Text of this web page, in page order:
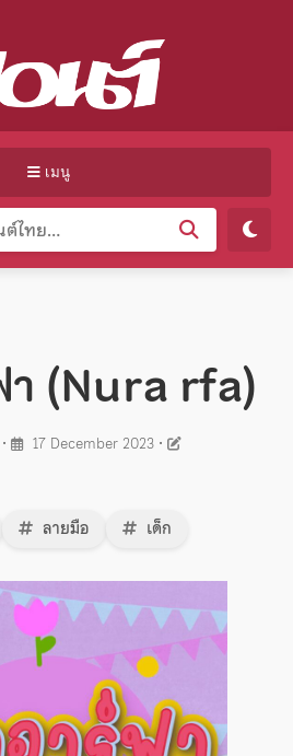
เมนู
า (Nura rfa)
• 17 December 2023 •
ลายมือ เด็ก